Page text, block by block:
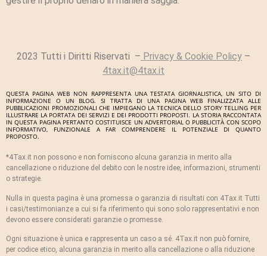
2023 Tutti i Diritti Riservati – Privacy & Cookie Policy –
4tax.it@4tax.it
QUESTA PAGINA WEB NON RAPPRESENTA UNA TESTATA GIORNALISTICA, UN SITO DI
INFORMAZIONE O UN BLOG. SI TRATTA DI UNA PAGINA WEB FINALIZZATA ALLE
PUBBLICAZIONI PROMOZIONALI CHE IMPIEGANO LA TECNICA DELLO STORY TELLING PER
ILLUSTRARE LA PORTATA DEI SERVIZI E DEI PRODOTTI PROPOSTI. LA STORIA RACCONTATA
IN QUESTA PAGINA PERTANTO COSTITUISCE UN ADVERTORIAL O PUBBLICITÀ CON SCOPO
INFORMATIVO, FUNZIONALE A FAR COMPRENDERE IL POTENZIALE DI QUANTO
PROPOSTO.
*4Tax.it non possono e non forniscono alcuna garanzia in merito alla
cancellazione o riduzione del debito con le nostre idee, informazioni, strumenti
o strategie.
Nulla in questa pagina è una promessa o garanzia di risultati con 4Tax.it Tutti
i casi/testimonianze a cui si fa riferimento qui sono solo rappresentativi e non
devono essere considerati garanzie o promesse.
Ogni situazione è unica e rappresenta un caso a sé. 4Tax.it non può fornire,
per codice etico, alcuna garanzia in merito alla cancellazione o alla riduzione